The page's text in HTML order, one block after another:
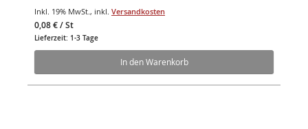
Inkl. 19% MwSt., inkl. Versandkosten
0,08 €/ St
Lieferzeit: 1-3 Tage
In den Warenkorb